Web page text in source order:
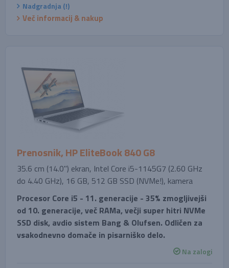
Nadgradnja (!)
Več informacij & nakup
Prenosnik, HP EliteBook 840 G8
35.6 cm (14.0'') ekran, Intel Core i5-1145G7 (2.60 GHz
do 4.40 GHz), 16 GB, 512 GB SSD (NVMe!), kamera
Procesor Core i5 - 11. generacije - 35% zmogljivejši
od 10. generacije, več RAMa, večji super hitri NVMe
SSD disk, avdio sistem Bang & Olufsen. Odličen za
vsakodnevno domače in pisarniško delo.
Na zalogi